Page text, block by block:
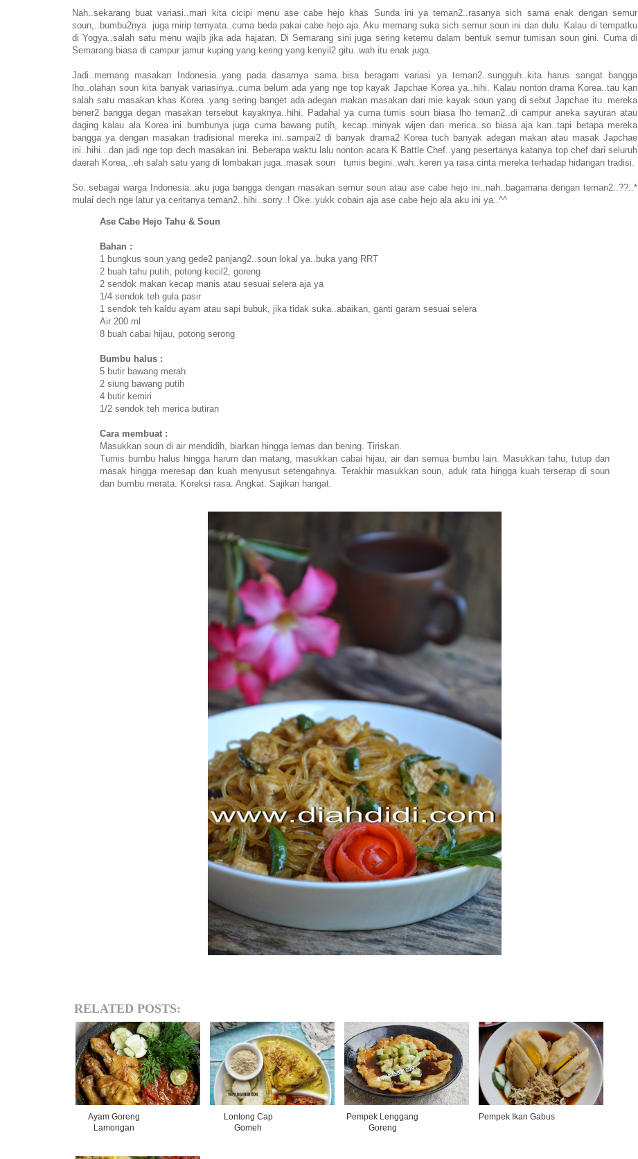
Nah..sekarang buat variasi..mari kita cicipi menu ase cabe hejo khas Sunda ini ya teman2..rasanya sich sama enak dengan semur
soun,..bumbu2nya juga mirip ternyata..cuma beda pakai cabe hejo aja. Aku memang suka sich semur soun ini dari dulu. Kalau di tempatku
di Yogya..salah satu menu wajib jika ada hajatan. Di Semarang sini juga sering ketemu dalam bentuk semur tumisan soun gini. Cuma di
Semarang biasa di campur jamur kuping yang kering yang kenyil2 gitu..wah itu enak juga.
Jadi..memang masakan Indonesia..yang pada dasarnya sama..bisa beragam variasi ya teman2..sungguh..kita harus sangat bangga
lho..olahan soun kita banyak variasinya..cuma belum ada yang nge top kayak Japchae Korea ya..hihi. Kalau nonton drama Korea..tau kan
salah satu masakan khas Korea..yang sering banget ada adegan makan masakan dari mie kayak soun yang di sebut Japchae itu..mereka
bener2 bangga degan masakan tersebut kayaknya..hihi. Padahal ya cuma tumis soun biasa lho teman2..di campur aneka sayuran atau
daging kalau ala Korea ini..bumbunya juga cuma bawang putih, kecap..minyak wijen dan merica..so biasa aja kan..tapi betapa mereka
bangga ya dengan masakan tradisional mereka ini..sampai2 di banyak drama2 Korea tuch banyak adegan makan atau masak Japchae
ini..hihi...dan jadi nge top dech masakan ini. Beberapa waktu lalu nonton acara K Battle Chef..yang pesertanya katanya top chef dari seluruh
daerah Korea,..eh salah satu yang di lombakan juga..masak soun tumis begini..wah..keren ya rasa cinta mereka terhadap hidangan tradisi.
So..sebagai warga Indonesia..aku juga bangga dengan masakan semur soun atau ase cabe hejo ini..nah..bagamana dengan teman2..??..*
mulai dech nge latur ya ceritanya teman2..hihi..sorry..! Oke..yukk cobain aja ase cabe hejo ala aku ini ya..^^
Ase Cabe Hejo Tahu & Soun
Bahan :
1 bungkus soun yang gede2 panjang2..soun lokal ya..buka yang RRT
2 buah tahu putih, potong kecil2, goreng
2 sendok makan kecap manis atau sesuai selera aja ya
1/4 sendok teh gula pasir
1 sendok teh kaldu ayam atau sapi bubuk, jika tidak suka..abaikan, ganti garam sesuai selera
Air 200 ml
8 buah cabai hijau, potong serong
Bumbu halus :
5 butir bawang merah
2 siung bawang putih
4 butir kemiri
1/2 sendok teh merica butiran
Cara membuat :
Masukkan soun di air mendidih, biarkan hingga lemas dan bening. Tiriskan.
Tumis bumbu halus hingga harum dan matang, masukkan cabai hijau, air dan semua bumbu lain. Masukkan tahu, tutup dan
masak hingga meresap dan kuah menyusut setengahnya. Terakhir masukkan soun, aduk rata hingga kuah terserap di soun
dan bumbu merata. Koreksi rasa. Angkat. Sajikan hangat.
RELATED POSTS:
Ayam Goreng
Lamongan
Lontong Cap
Gomeh
Pempek Lenggang
Goreng
Pempek Ikan Gabus